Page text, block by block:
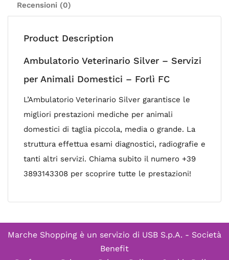
Recensioni (0)
Product Description
Ambulatorio Veterinario Silver – Servizi
per Animali Domestici – Forlì FC
L’Ambulatorio Veterinario Silver garantisce le
migliori prestazioni mediche per animali
domestici di taglia piccola, media o grande. La
struttura effettua esami diagnostici, radiografie e
tanti altri servizi. Chiama subito il numero +39
3893143308 per scoprire tutte le prestazioni!
Marche Shopping è un servizio di USB S.p.A. - Società
Benefit